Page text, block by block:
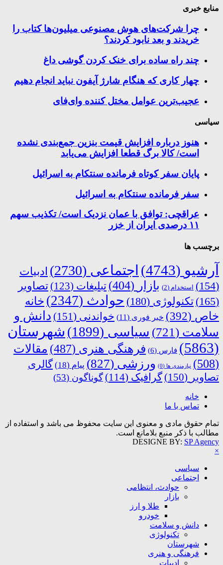
منابع خبری
چرا شرکت‌های هوش مصنوعی میلیون‌ها کتاب را
خریدند و بعد نابود کردند؟
چند راه‌ ساده برای خنک کردن گوشی داغ
چهار کاری که هنگام شارژ آیفون نباید انجام دهیم
عجیب‌ترین عوامل مختل کننده وای‌فای
سیاسی
هنوز درباره افزایش قیمت بنزین جمع‌بندی نشده
است/ کالا برگ قطعا افزایش می‌یابد
پایان سفر کوتاه فرمانده سنتکام به اسرائیل
سفر فرمانده سنتکام به اسرائیل
عراقچی: توافق با عمان نزدیک است/ تکذیب سهم
۱۱ درصدی ایران از خزر
برچسب ها
آرشیو (4743) اجتماعی (2730)
ادبیات
(154)
استخدام (2) بازار (404) تبلیغات (123)
تصاویر
(165)
تکنولوژی (180) حوادث (2347)
خانه
خاص (392) خبر فوری (11) خواندنی (151)
دانش و
سلامت (721) سیاسی (1899)
شهرستان
(5863)
فارس (6) فرهنگی هنری (487)
مقالات
(508)
نیازمندی ها (0) ورزشی (827) پیام (18)
گالری
تصاویر (150) گرافیک (114) گوناگون (53)
خانه
تماس با ما
تمام حقوق مادی و معنوی این سایت محفوظ می باشد و استفاده از
مطالب با ذکر منبع بلامانع است.
DESIGNE BY: SP Agency
×
سیاسی
اجتماعی
حوادث، انتظامی
بازار
طلا و ارز
خودرو
دانش و سلامت
تکنولوژی
شهرستان
فرهنگی و هنری
ادبیات